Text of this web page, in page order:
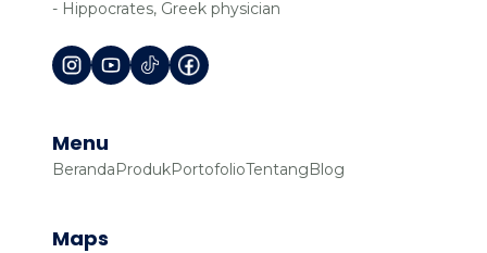
- Hippocrates, Greek physician
Menu
BerandaProdukPortofolioTentangBlog
Maps